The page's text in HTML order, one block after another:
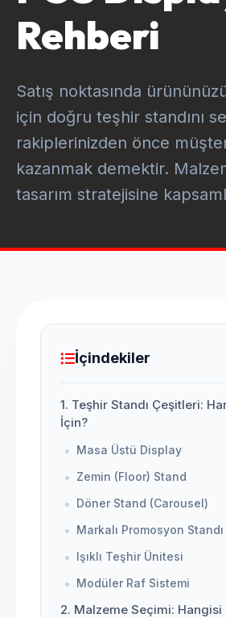
Rehberi
Satış noktasında
için doğru teşhir standını
rakiplerinizden önce
kazanmak demektir.
tasarım stratejisine
İçindekiler
1. Teşhir Standı Çeşitleri:
İçin?
Masa Üstü Display
Zemin (Floor) Stand
Döner Stand (Carousel)
Markalı Promosyon Standı
Işıklı Teşhir Ünitesi
Modüler Raf Sistemi
2. Malzeme Seçimi: Hangisi